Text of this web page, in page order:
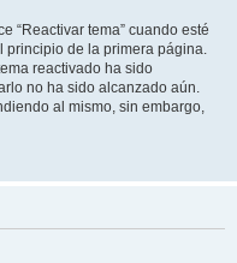
“Reactivar tema” cuando esté
principio de la primera página.
reactivado ha sido
no ha sido alcanzado aún.
al mismo, sin embargo,